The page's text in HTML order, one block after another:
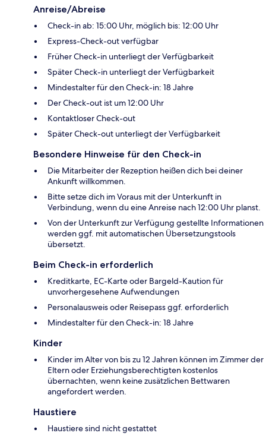
Anreise/Abreise
Check-in ab: 15:00 Uhr, möglich bis: 12:00 Uhr
Express-Check-out verfügbar
Früher Check-in unterliegt der Verfügbarkeit
Später Check-in unterliegt der Verfügbarkeit
Mindestalter für den Check-in: 18 Jahre
Der Check-out ist um 12:00 Uhr
Kontaktloser Check-out
Später Check-out unterliegt der Verfügbarkeit
Besondere Hinweise für den Check-in
Die Mitarbeiter der Rezeption heißen dich bei deiner
Ankunft willkommen.
Bitte setze dich im Voraus mit der Unterkunft in
Verbindung, wenn du eine Anreise nach 12:00 Uhr planst.
Von der Unterkunft zur Verfügung gestellte Informationen
werden ggf. mit automatischen Übersetzungstools
übersetzt.
Beim Check-in erforderlich
Kreditkarte, EC-Karte oder Bargeld-Kaution für
unvorhergesehene Aufwendungen
Personalausweis oder Reisepass ggf. erforderlich
Mindestalter für den Check-in: 18 Jahre
Kinder
Kinder im Alter von bis zu 12 Jahren können im Zimmer der
Eltern oder Erziehungsberechtigten kostenlos
übernachten, wenn keine zusätzlichen Bettwaren
angefordert werden.
Haustiere
Haustiere sind nicht gestattet